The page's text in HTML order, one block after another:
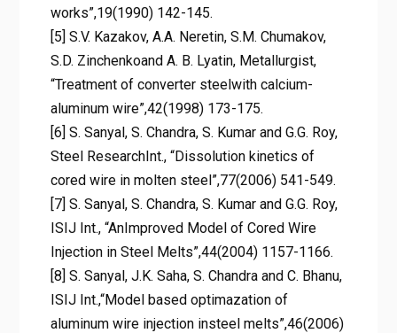
works”,19(1990) 142-145.
[5] S.V. Kazakov, A.A. Neretin, S.M. Chumakov,
S.D. Zinchenkoand A. B. Lyatin, Metallurgist,
“Treatment of converter steelwith calcium-
aluminum wire”,42(1998) 173-175.
[6] S. Sanyal, S. Chandra, S. Kumar and G.G. Roy,
Steel ResearchInt., “Dissolution kinetics of
cored wire in molten steel”,77(2006) 541-549.
[7] S. Sanyal, S. Chandra, S. Kumar and G.G. Roy,
ISIJ Int., “AnImproved Model of Cored Wire
Injection in Steel Melts”,44(2004) 1157-1166.
[8] S. Sanyal, J.K. Saha, S. Chandra and C. Bhanu,
ISIJ Int.,“Model based optimazation of
aluminum wire injection insteel melts”,46(2006)